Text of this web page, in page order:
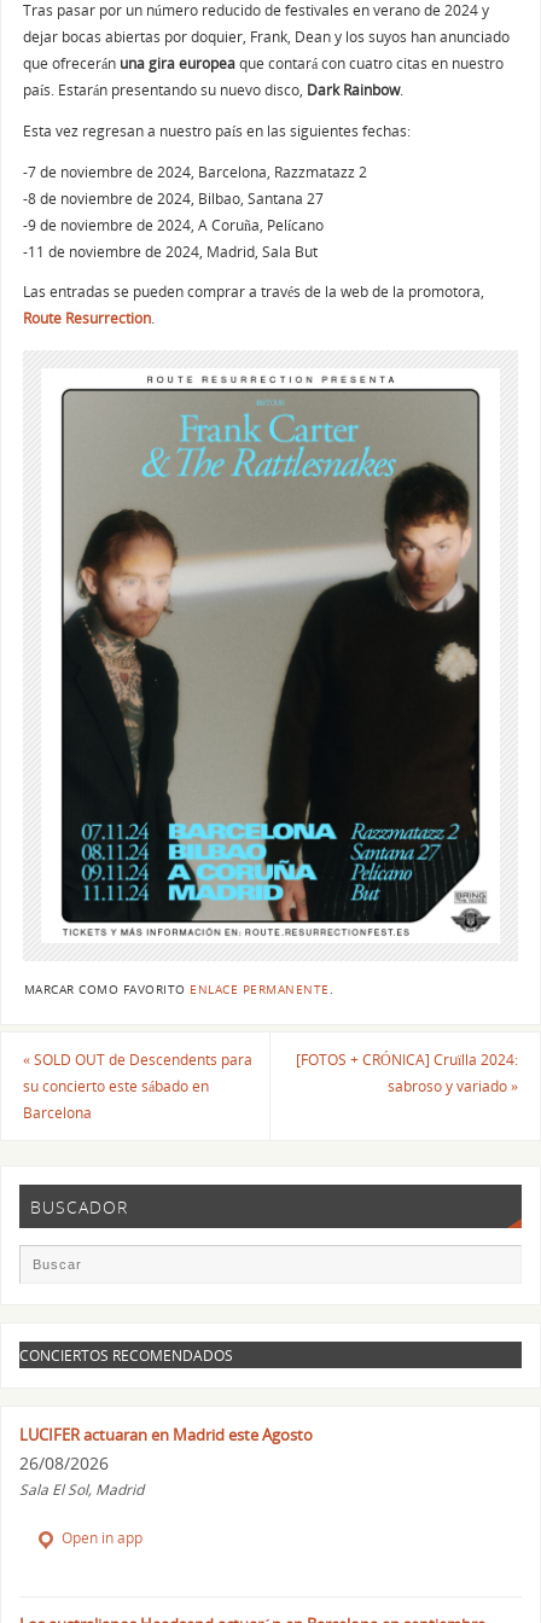
Tras pasar por un número reducido de festivales en verano de 2024 y
dejar bocas abiertas por doquier, Frank, Dean y los suyos han anunciado
que ofrecerán una gira europeaque contará con cuatro citas en nuestro
país. Estarán presentando su nuevo disco, Dark Rainbow.
Esta vez regresan a nuestro país en las siguientes fechas:
-7 de noviembre de 2024, Barcelona, Razzmatazz 2
-8 de noviembre de 2024, Bilbao, Santana 27
-9 de noviembre de 2024, A Coruña, Pelícano
-11 de noviembre de 2024, Madrid, Sala But
Las entradas se pueden comprar a través de la web de la promotora,
Route Resurrection.
MARCAR COMO FAVORITO ENLACE PERMANENTE.
«SOLD OUT de Descendents para
su concierto este sábado en
Barcelona
[FOTOS + CRÓNICA] Cruïlla 2024:
sabroso y variado»
BUSCADOR
CONCIERTOS RECOMENDADOS
LUCIFER actuaran en Madrid este Agosto
26/08/2026
Sala El Sol, Madrid
Open in app